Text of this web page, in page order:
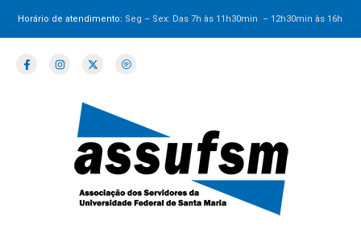
Horário de atendimento: Seg – Sex: Das 7h às 11h30min – 12h30minàs 16h